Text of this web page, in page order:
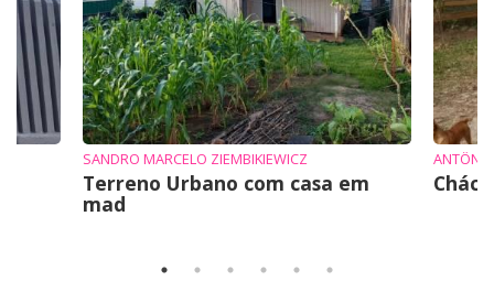
SANDRO MARCELO ZIEMBIKIEWICZ
Terreno Urbano com casa em
mad
ANTÔNIO